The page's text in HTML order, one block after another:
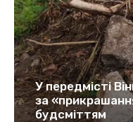
У передмісті
за
будсміттям